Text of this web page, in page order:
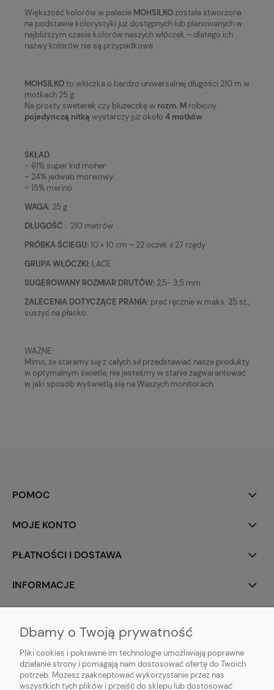
Większość kolorów w palecie MOHSILKOzostała stworzona
na podstawie kolorystyki już dostępnych lub planowanych w
najbliższym czasie kolorów naszych włóczek – dlatego ich
nazwy kolorów nie są przypadkowe
MOHSILKOto włóczka o bardzo uniwersalnej długości 210 m w
motkach 25 g.
Na prosty sweterek czy bluzeczkę w rozm. M robiony
pojedynczą nitką wystarczy już około 4 motków.
SKŁAD:
– 61% super kid moher
– 24% jedwab morwowy
– 15% merino
WAGA: 25 g
DŁUGOŚĆ : 210 metrów
PRÓBKA ŚCIEGU:10 × 10 cm – 22 oczek x 27 rzędy
GRUPA WŁÓCZKI: LACE
SUGEROWANY ROZMIAR DRUTÓW: 2,5- 3,5 mm
ZALECENIA DOTYCZĄCE PRANIA: prać ręcznie w maks. 25 st.,
suszyć na płasko.
WAŻNE:
Mimo, że staramy się z całych sił przedstawiać nasze produkty
w optymalnym świetle, nie jesteśmy w stanie zagwarantować
w jaki sposób wyświetlą się na Waszych monitorach.
POMOC
MOJE KONTO
PŁATNOŚCI I DOSTAWA
INFORMACJE
animotki Anna Oprzędek
Dbamy o Twoją prywatność
Pliki cookies i pokrewne im technologie umożliwiają poprawne
działanie strony i pomagają nam dostosować ofertę do Twoich
potrzeb. Możesz zaakceptować wykorzystanie przez nas
wszystkich tych plików i przejść do sklepu lub dostosować